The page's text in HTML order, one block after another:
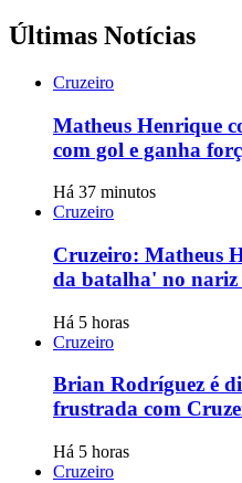
Últimas Notícias
Cruzeiro
Matheus Henrique
com gol e ganha
Há 37 minutos
Cruzeiro
Cruzeiro: Matheus
da batalha' no nariz
Há 5 horas
Cruzeiro
Brian Rodríguez é
frustrada com
Há 5 horas
Cruzeiro